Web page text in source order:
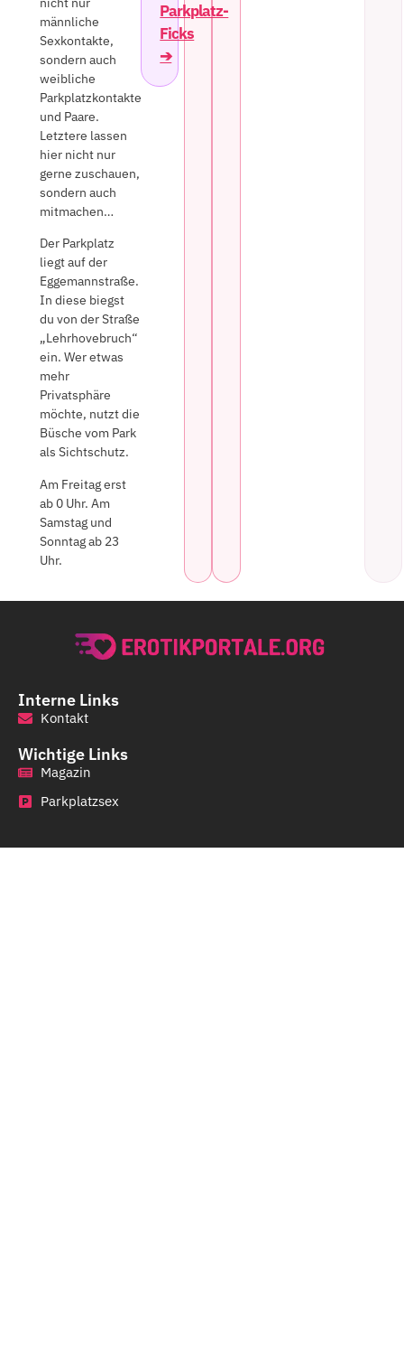
männliche
Sexkontakte,
sondern auch
weibliche
Parkplatzkontakte
und Paare.
Letztere lassen
hier nicht nur
gerne zuschauen,
sondern auch
mitmachen…
Der Parkplatz
liegt auf der
Eggemannstraße.
In diese biegst
du von der Straße
„Lehrhovebruch“
ein. Wer etwas
mehr
Privatsphäre
möchte, nutzt die
Büsche vom Park
als Sichtschutz.
Am Freitag erst
ab 0 Uhr. Am
Samstag und
Sonntag ab 23
Uhr.
Parkplatz-
Ficks
➔
Interne Links
Kontakt
Wichtige Links
Magazin
Parkplatzsex